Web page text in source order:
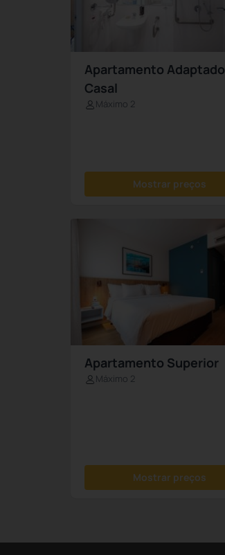
Apartamento Adaptado
Casal
Máximo 2
Mostrar preços
Apartamento Superior
Máximo 2
Mostrar preços